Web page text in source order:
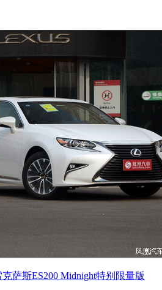
克萨斯ES200 Midnight特别限量版